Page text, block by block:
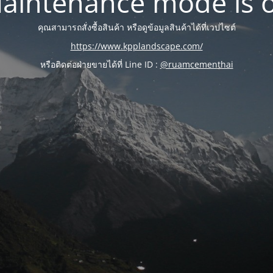
คุณสามารถสั่งซื้อสินค้า หรือดูข้อมูลสินค้าได้ที่เวปไซต์
https://www.kpplandscape.com/
หรือติดต่อฝ่ายขายได้ที่ Line ID : @ruamcementhai